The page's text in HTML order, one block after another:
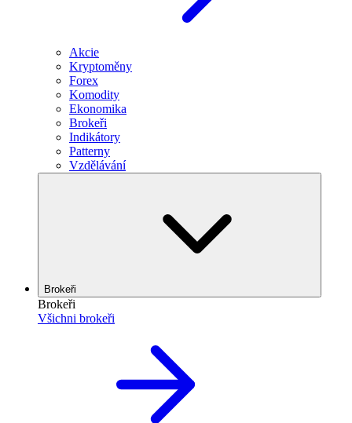
Akcie
Kryptoměny
Forex
Komodity
Ekonomika
Brokeři
Indikátory
Patterny
Vzdělávání
Brokeři
Brokeři
Všichni brokeři